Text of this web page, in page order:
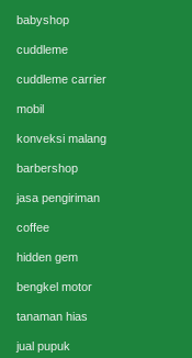
babyshop
cuddleme
cuddleme carrier
mobil
konveksi malang
barbershop
jasa pengiriman
coffee
hidden gem
bengkel motor
tanaman hias
jual pupuk